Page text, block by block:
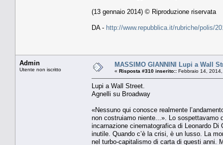
(13 gennaio 2014) © Riproduzione riservata
DA - http://www.repubblica.it/rubriche/polis/
Admin
Utente non iscritto
MASSIMO GIANNINI Lupi a Wall
« Risposta #310 inserito:: Febbraio 14,
Lupi a Wall Street.
Agnelli su Broadway
«Nessuno qui conosce realmente
non costruiamo niente...». Lo sospettavamo
incarnazione cinematografica di Leonardo Di
inutile. Quando c’è la crisi, è un lusso. La
nel turbo-capitalismo di carta di questi anni.